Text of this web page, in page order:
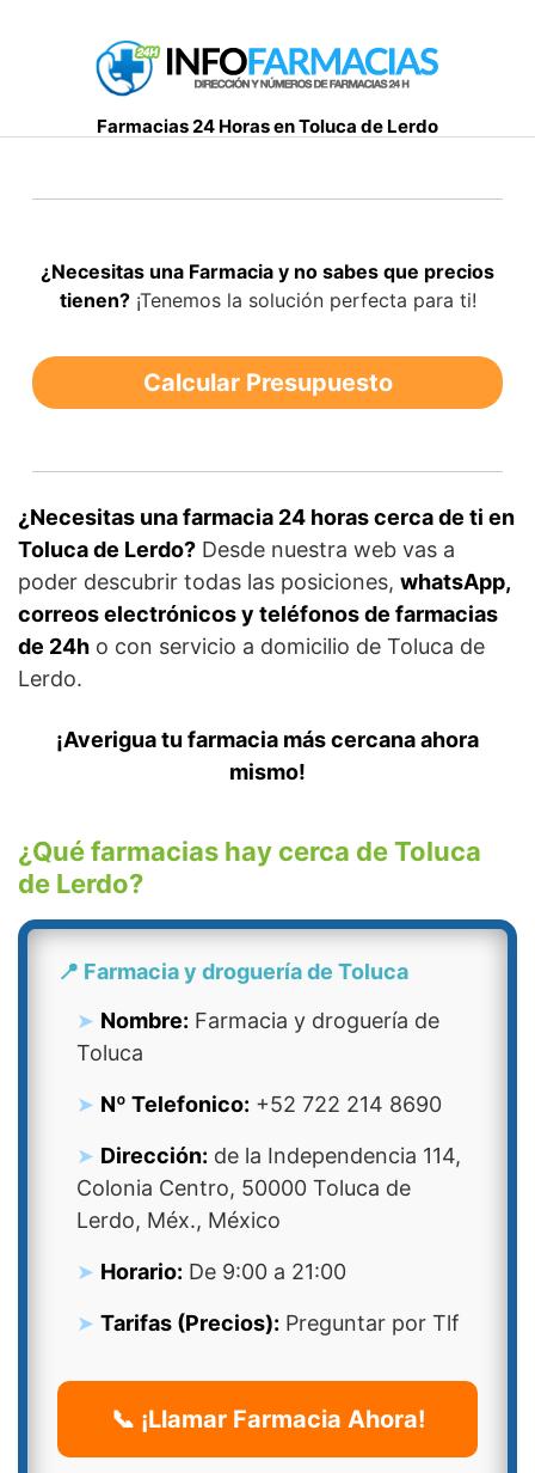
Farmacias 24 Horas en Toluca de Lerdo
¿Necesitas una Farmacia y no sabes que precios
tienen?¡Tenemos la solución perfecta para ti!
Calcular Presupuesto
¿Necesitas una farmacia 24 horas cerca de ti en
Toluca de Lerdo? Desde nuestra web vas a
poder descubrir todas las posiciones, whatsApp,
correos electrónicos y teléfonos de farmacias
de 24h o con servicio a domicilio de Toluca de
Lerdo.
¡Averigua tu farmacia más cercana ahora
mismo!
¿Qué farmacias hay cerca de Toluca
de Lerdo?
📍 Farmacia y droguería de Toluca
Nombre: Farmacia y droguería de
Toluca
Nº Telefonico: +52 722 214 8690
Dirección: de la Independencia 114,
Colonia Centro, 50000 Toluca de
Lerdo, Méx., México
Horario: De 9:00 a 21:00
Tarifas (Precios): Preguntar por Tlf
📞 ¡Llamar Farmacia Ahora!